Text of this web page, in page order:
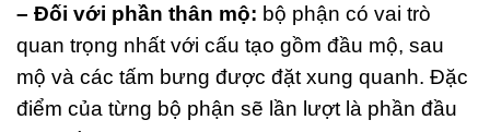
– Đối với phần thân mộ: bộ phận có vai trò
quan trọng nhất với cấu tạo gồm đầu mộ, sau
mộ và các tấm bưng được đặt xung quanh. Đặc
điểm của từng bộ phận sẽ lần lượt là phần đầu